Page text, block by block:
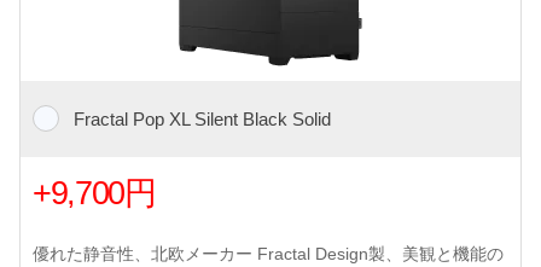
Fractal Pop XL Silent Black Solid
+9,700円
優れた静音性、北欧メーカー Fractal Design製、美観と機能の